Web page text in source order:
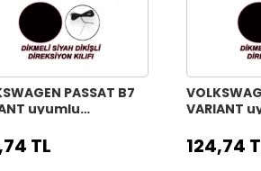
PASSAT B7
uyumlu
kılıfı siyah dikiş
TL
VARIANT
direksiyon
124,74